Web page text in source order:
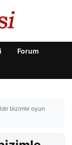
Forum
bizimle oyun